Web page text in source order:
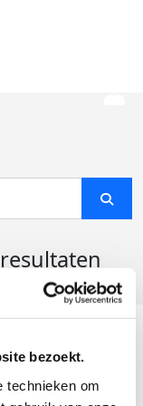
bezoekt.
technieken om